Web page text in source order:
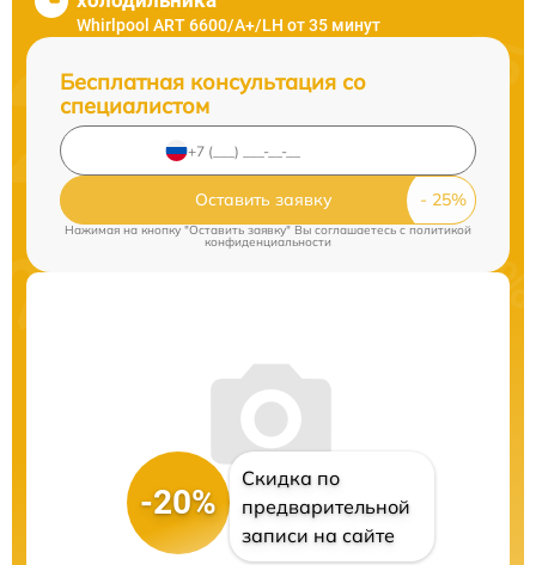
Whirlpool ART 6600/A+/LH от 35 минут
Бесплатная консультация со
специалистом
Оставить заявку
Нажимая на кнопку "Оставить заявку" Вы соглашаетесь c политикой
конфиденциальности
-20%
Скидка по
предварительной
записи на сайте